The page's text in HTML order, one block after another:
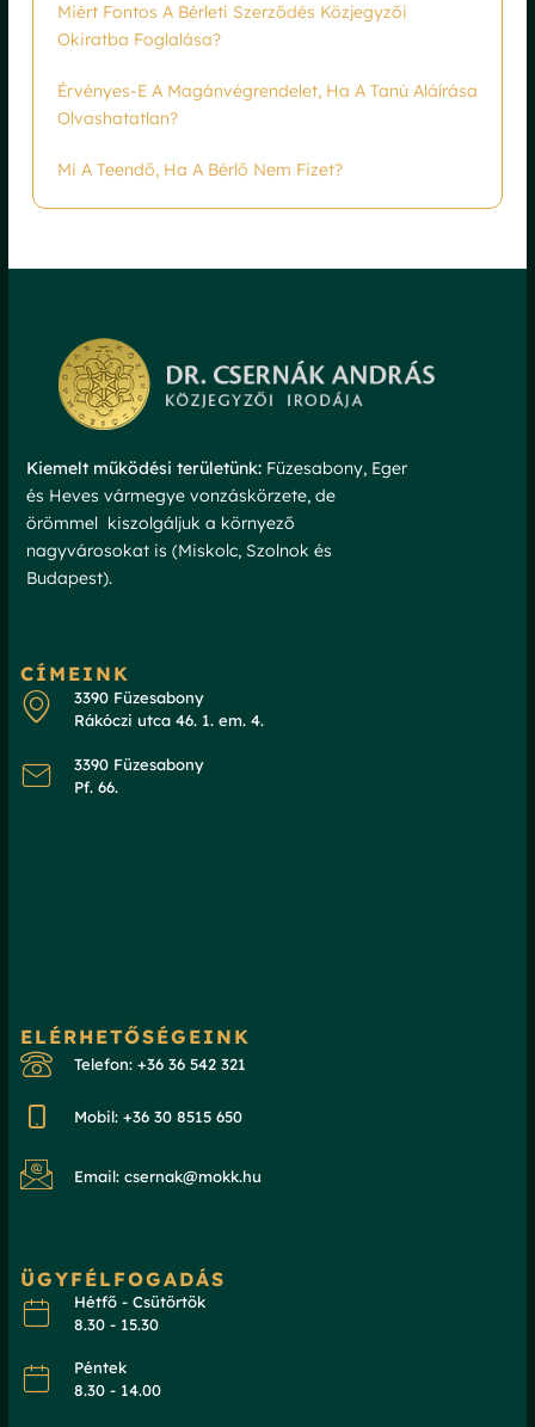
Miért Fontos A Bérleti Szerződés Közjegyzői
Okiratba Foglalása?
Érvényes-E A Magánvégrendelet, Ha A Tanú Aláírása
Olvashatatlan?
Mi A Teendő, Ha A Bérlő Nem Fizet?
Kiemelt működési területünk: Füzesabony, Eger
és Heves vármegye vonzáskörzete, de
örömmel kiszolgáljuk a környező
nagyvárosokat is (Miskolc, Szolnok és
Budapest).
CÍMEINK
3390 Füzesabony
Rákóczi utca 46. 1. em. 4.
3390 Füzesabony
Pf. 66.
ELÉRHETŐSÉGEINK
Telefon: +36 36 542 321
Mobil: +36 30 8515 650
Email: csernak@mokk.hu
ÜGYFÉLFOGADÁS
Hétfő - Csütörtök
8.30 - 15.30
Péntek
8.30 - 14.00